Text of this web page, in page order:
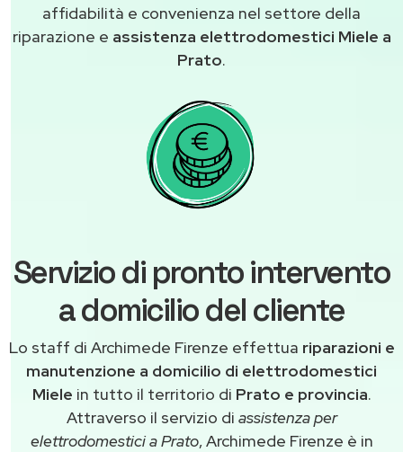
affidabilità e convenienza nel settore della
riparazione e assistenza elettrodomestici Miele a
Prato.
Servizio di pronto intervento
a domicilio del cliente
Lo staff di Archimede Firenze effettua riparazioni e
manutenzione a domicilio di elettrodomestici
Miele in tutto il territorio di Prato e provincia.
Attraverso il servizio di assistenza per
elettrodomestici a Prato, Archimede Firenze è in